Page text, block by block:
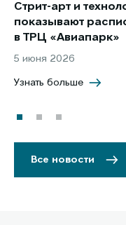
Стрит-арт и
показывают
в ТРЦ «Авиапарк»
5 июня 2026
Узнать больше
Все новости